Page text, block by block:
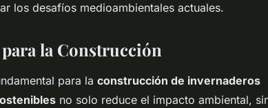
los desafíos medioambientales actuales.
la Construcción
para la construcción de invernaderos
no solo reduce el impacto ambiental,